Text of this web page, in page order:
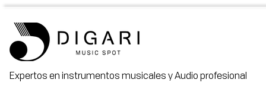
Expertos en instrumentos musicales y Audio profesional